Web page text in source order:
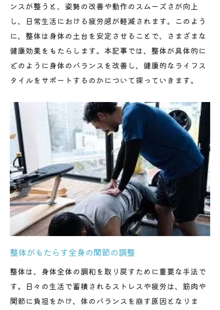
自然治癒力を引き出す整体の魅力
整体を通じたストレス緩和とリラックス効果の
発見
整体施術で得られるストレス解消法
リラックスを促進する整体のアプローチ
整体によるストレスフリー生活の実現
整体がもたらすリラクゼーションの効果
ストレスケアにおける整体の重要性
整体で得られる健康メリットと日常での活用法
日常生活で活かせる整体の健康効果
整体による健康メリットの紹介
整体を日常に取り入れる実践方法
健康維持に役立つ整体の活用法
整体がもたらす日常の健康習慣
整体で得る持続的な健康と生活の質向上
ンスが整うと、姿勢の改善や動作のスムーズさが向上
し、日常生活における疲労感が軽減されます。このよう
に、整体は身体の土台を安定させることで、さまざまな
健康効果をもたらします。本記事では、整体が具体的に
どのように身体のバランスを改善し、健康的なライフス
タイルをサポートするのかについて探っていきます。
整体がもたらす全身の関節の調整
整体は、身体全体の調和を取り戻すために重要な手法で
す。日々の生活で蓄積されるストレスや疲労は、筋肉や
関節に負担をかけ、体のバランスを崩す原因となりま